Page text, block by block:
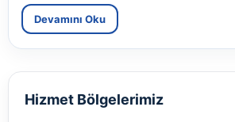
Devamını Oku
Hizmet Bölgelerimiz